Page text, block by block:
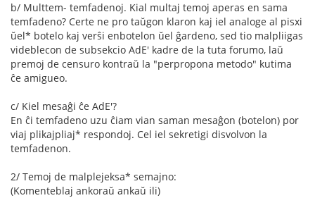
b/ Multtem- temfadenoj. Kial multaj temoj aperas en sama
temfadeno? Certe ne pro taŭgon klaron kaj iel analoge al pisxi
ŭel* botelo kaj verŝi enbotelon ŭel ĝardeno, sed tio malpliigas
videblecon de subsekcio AdE' kadre de la tuta forumo, laŭ
premoj de censuro kontraŭ la "perpropona metodo" kutima
ĉe amigueo.
c/ Kiel mesaĝi ĉe AdE'?
En ĉi temfadeno uzu ĉiam vian saman mesaĝon (botelon) por
viaj plikajpliaj* respondoj. Cel iel sekretigi disvolvon la
temfadenon.
2/ Temoj de malplejeksa* semajno:
(Komenteblaj ankoraŭ ankaŭ ili)